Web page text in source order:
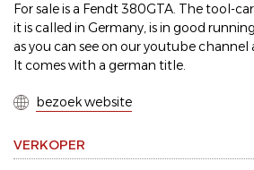
For sale is a Fendt 380GTA. The tool-
it is called in Germany, is in good
as you can see on our youtube channel
It comes with a german title.
bezoek website
VERKOPER